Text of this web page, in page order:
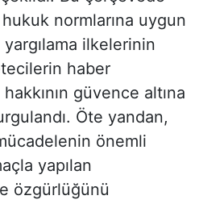
normlarına uygun
ilkelerinin
haber
güvence altına
Öte yandan,
önemli
yapılan
özgürlüğünü